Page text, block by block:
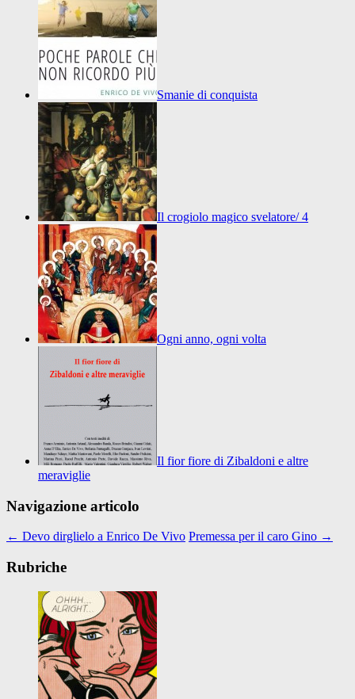
Smanie di conquista
Il crogiolo magico svelatore/ 4
Ogni anno, ogni volta
Il fior fiore di Zibaldoni e altre
meraviglie
Navigazione articolo
← Devo dirglielo a Enrico De Vivo Premessa per il caro Gino →
Rubriche